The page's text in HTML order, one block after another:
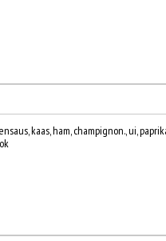
kaas, ham, champignon., ui,